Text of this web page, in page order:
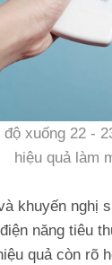
xuống 22 -
hiệu quả làm
khuyến nghị
năng tiêu
quả còn rõ